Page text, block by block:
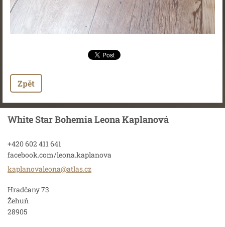
Zpět
White Star Bohemia Leona Kaplanová
+420 602 411 641
facebook.com/leona.kaplanova
kaplanovaleona@atlas.cz
Hradčany 73
Žehuň
28905